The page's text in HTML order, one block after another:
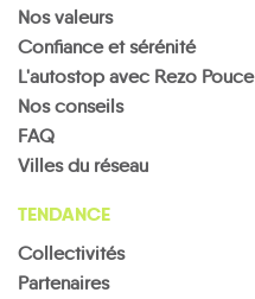
Nos valeurs
Confiance et sérénité
L'autostop avec Rezo Pouce
Nos conseils
FAQ
Villes du réseau
TENDANCE
Collectivités
Partenaires